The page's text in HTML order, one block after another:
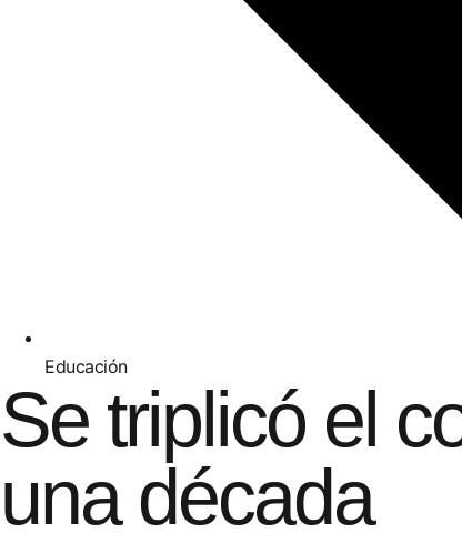
Educación
Se triplicó el
una década